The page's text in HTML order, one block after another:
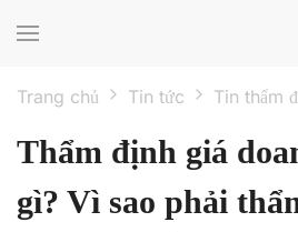
Trang chủ Tin tức Tin thẩm
Thẩm định giá
gì? Vì sao phải